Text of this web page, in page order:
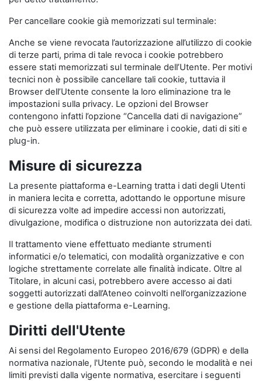
Per cancellare cookie già memorizzati sul terminale:
Anche se viene revocata l’autorizzazione all’utilizzo di cookie
di terze parti, prima di tale revoca i cookie potrebbero
essere stati memorizzati sul terminale dell’Utente. Per motivi
tecnici non è possibile cancellare tali cookie, tuttavia il
Browser dell’Utente consente la loro eliminazione tra le
impostazioni sulla privacy. Le opzioni del Browser
contengono infatti l’opzione “Cancella dati di navigazione”
che può essere utilizzata per eliminare i cookie, dati di siti e
plug-in.
Misure di sicurezza
La presente piattaforma e-Learning tratta i dati degli Utenti
in maniera lecita e corretta, adottando le opportune misure
di sicurezza volte ad impedire accessi non autorizzati,
divulgazione, modifica o distruzione non autorizzata dei dati.
Il trattamento viene effettuato mediante strumenti
informatici e/o telematici, con modalità organizzative e con
logiche strettamente correlate alle finalità indicate. Oltre al
Titolare, in alcuni casi, potrebbero avere accesso ai dati
soggetti autorizzati dall’Ateneo coinvolti nell’organizzazione
e gestione della piattaforma e-Learning.
Diritti dell'Utente
Ai sensi del Regolamento Europeo 2016/679 (GDPR) e della
normativa nazionale, l'Utente può, secondo le modalità e nei
limiti previsti dalla vigente normativa, esercitare i seguenti